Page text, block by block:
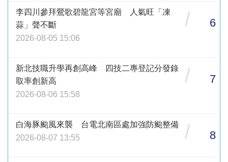
李四川參拜鶯歌碧龍宮等宮廟 人氣旺「凍
蒜」聲不斷
2026-08-05 15:06
/ 6
新北技職升學再創高峰 四技二專登記分發錄
取率創新高
2026-08-06 15:58
/ 7
白海豚颱風來襲 台電北南區處加強防颱整備
2026-08-07 13:55
/ 8